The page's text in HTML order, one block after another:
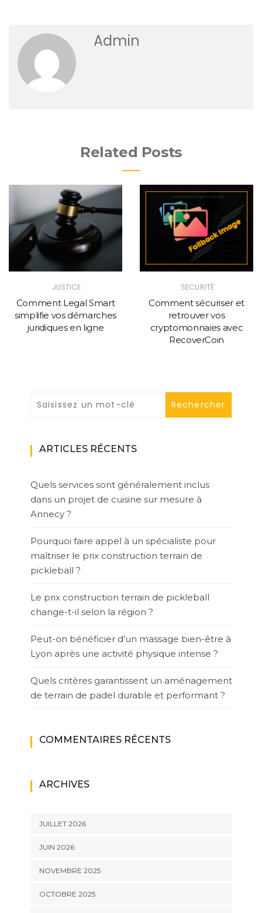
Admin
Related Posts
JUSTICE
Comment Legal Smart
simplifie vos démarches
juridiques en ligne
SECURITÉ
Comment sécuriser et
retrouver vos
cryptomonnaies avec
RecoverCoin
ARTICLES RÉCENTS
Quels services sont généralement inclus
dans un projet de cuisine sur mesure à
Annecy ?
Pourquoi faire appel à un spécialiste pour
maîtriser le prix construction terrain de
pickleball ?
Le prix construction terrain de pickleball
change-t-il selon la région ?
Peut-on bénéficier d’un massage bien-être à
Lyon après une activité physique intense ?
Quels critères garantissent un aménagement
de terrain de padel durable et performant ?
COMMENTAIRES RÉCENTS
ARCHIVES
JUILLET 2026
JUIN 2026
NOVEMBRE 2025
OCTOBRE 2025